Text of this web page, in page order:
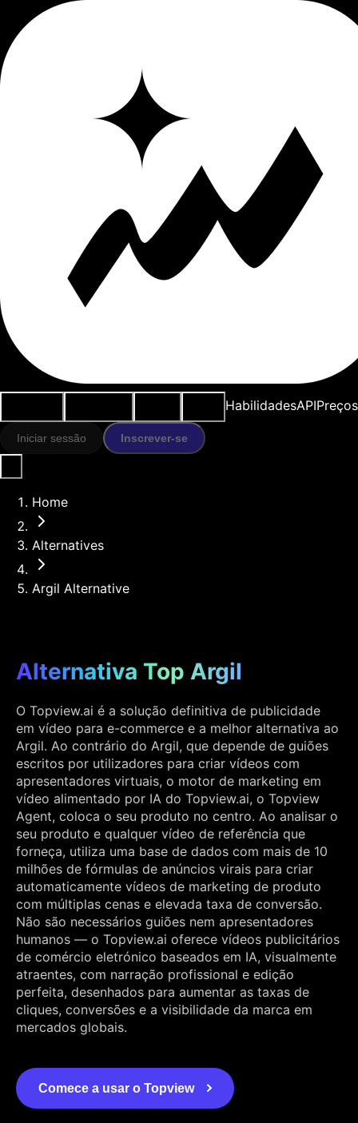
HabilidadesAPIPreços
Iniciar sessão Inscrever-se
Home
Alternatives
Argil Alternative
Alternativa Top Argil
O Topview.ai é a solução definitiva de publicidade
em vídeo para e-commerce e a melhor alternativa ao
Argil. Ao contrário do Argil, que depende de guiões
escritos por utilizadores para criar vídeos com
apresentadores virtuais, o motor de marketing em
vídeo alimentado por IA do Topview.ai, o Topview
Agent, coloca o seu produto no centro. Ao analisar o
seu produto e qualquer vídeo de referência que
forneça, utiliza uma base de dados com mais de 10
milhões de fórmulas de anúncios virais para criar
automaticamente vídeos de marketing de produto
com múltiplas cenas e elevada taxa de conversão.
Não são necessários guiões nem apresentadores
humanos — o Topview.ai oferece vídeos publicitários
de comércio eletrónico baseados em IA, visualmente
atraentes, com narração profissional e edição
perfeita, desenhados para aumentar as taxas de
cliques, conversões e a visibilidade da marca em
mercados globais.
Comece a usar o Topview